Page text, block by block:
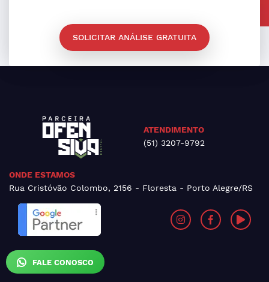
FALE CONOSCO
SOLICITAR ANÁLISE GRATUITA
ATENDIMENTO
(51) 3207-9792
ONDE ESTAMOS
Rua Cristóvão Colombo, 2156 - Floresta - Porto Alegre/RS